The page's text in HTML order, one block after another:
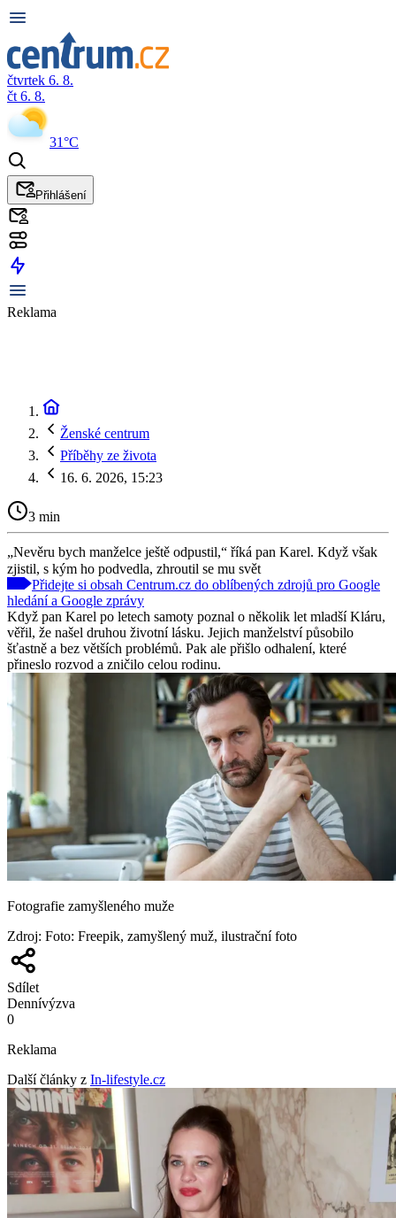
čtvrtek 6. 8.
čt 6. 8.
31°C
Přihlášení
Reklama
Ženské centrum
Příběhy ze života
16. 6. 2026, 15:23
3 min
„Nevěru bych manželce ještě odpustil,“ říká pan Karel. Když však
zjistil, s kým ho podvedla, zhroutil se mu svět
Přidejte si obsah Centrum.cz do oblíbených zdrojů pro Google
hledání a Google zprávy
Když pan Karel po letech samoty poznal o několik let mladší Kláru,
věřil, že našel druhou životní lásku. Jejich manželství působilo
šťastně a bez větších problémů. Pak ale přišlo odhalení, které
přineslo rozvod a zničilo celou rodinu.
Fotografie zamyšleného muže
Zdroj: Foto: Freepik, zamyšlený muž, ilustrační foto
Sdílet
Dennívýzva
0
Reklama
Další články z In-lifestyle.cz